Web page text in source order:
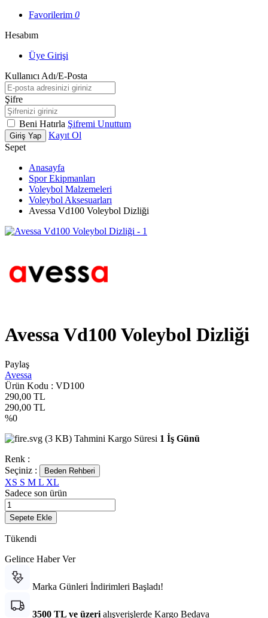
Favorilerim 0
Hesabım
Üye Girişi
Kullanıcı Adı/E-Posta
Şifre
Beni Hatırla Şifremi Unuttum
Giriş Yap
Kayıt Ol
Sepet
Anasayfa
Spor Ekipmanları
Voleybol Malzemeleri
Voleybol Aksesuarları
Avessa Vd100 Voleybol Dizliği
Avessa Vd100 Voleybol Dizliği
Paylaş
Avessa
Ürün Kodu : VD100
290,00 TL
290,00 TL
%0
Tahmini Kargo Süresi 1 İş Günü
Renk :
Seçiniz :
Beden Rehberi
XS S M L XL
Sadece son ürün
Sepete Ekle
Tükendi
Gelince Haber Ver
Marka Günleri İndirimleri Başladı!
3500 TL ve üzeri alışverişlerde Kargo Bedava